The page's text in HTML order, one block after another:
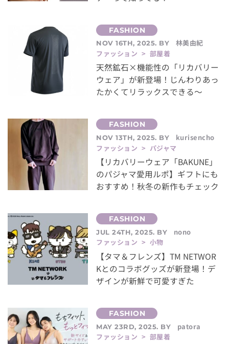
NOV 16TH, 2025. BY
林美由紀
ファッション > 部屋着
天然鉱石×機能性の「リカバリー
ウェア」が新登場！じんわりあっ
たかくてリラックスできる～
NOV 13TH, 2025. BY
kurisencho
ファッション > パジャマ
【リカバリーウェア「BAKUNE」
のパジャマ愛用ルポ】ギフトにも
おすすめ！秋冬の新作もチェック
JUL 24TH, 2025. BY
nono
ファッション > 小物
【タマ＆フレンズ】TM NETWOR
Kとのコラボグッズが新登場！デ
ザインが新鮮で可愛すぎた
MAY 23RD, 2025. BY
patora
ファッション > 部屋着